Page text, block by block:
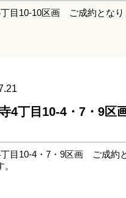
目10-10区画 ご成約となり
4丁目10-4・7・9
目10-4・7・9区画 ご成約